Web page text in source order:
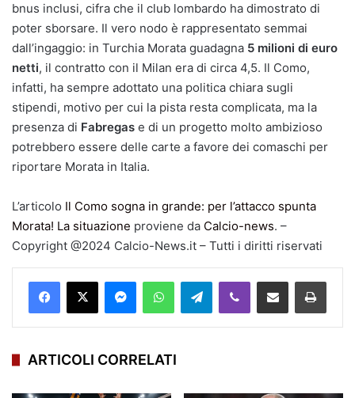
bnus inclusi, cifra che il club lombardo ha dimostrato di
poter sborsare. Il vero nodo è rappresentato semmai
dall’ingaggio: in Turchia Morata guadagna 5 milioni di euro
netti, il contratto con il Milan era di circa 4,5. Il Como,
infatti, ha sempre adottato una politica chiara sugli
stipendi, motivo per cui la pista resta complicata, ma la
presenza di Fabregas e di un progetto molto ambizioso
potrebbero essere delle carte a favore dei comaschi per
riportare Morata in Italia.
L’articolo Il Como sogna in grande: per l’attacco spunta
Morata! La situazione proviene da Calcio-news. –
Copyright @2024 Calcio-News.it – Tutti i diritti riservati
Telegram
ARTICOLI CORRELATI